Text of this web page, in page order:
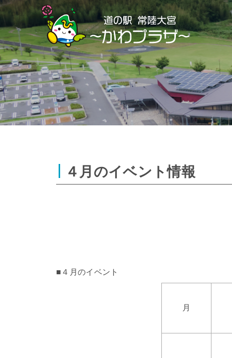
Skip
to
content
４月のイベント情報
■４月のイベント
月